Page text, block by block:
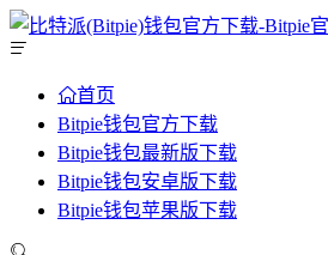
首页
Bitpie钱包官方下载
Bitpie钱包最新版下载
Bitpie钱包安卓版下载
Bitpie钱包苹果版下载